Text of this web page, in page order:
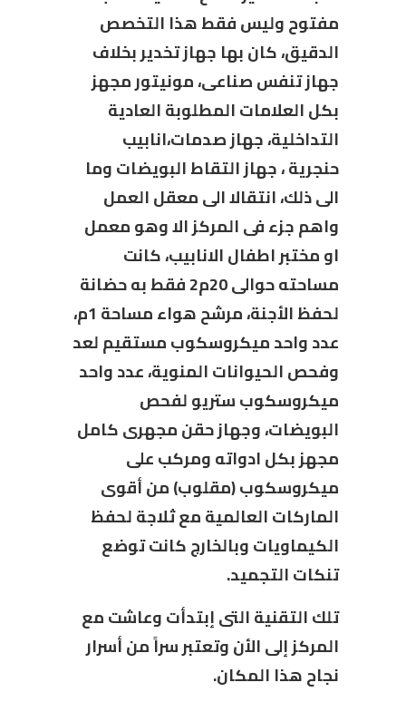
مفتوح وليس فقط هذا التخصص
الدقيق، كان بها جهاز تخدير بخلاف
جهاز تنفس صناعى، مونيتور مجهز
بكل العلامات المطلوبة العادية
التداخلية، جهاز صدمات،انابيب
حنجرية ، جهاز التقاط البويضات وما
الى ذلك، انتقالا الى معقل العمل
واهم جزء فى المركز الا وهو معمل
او مختبر اطفال الانابيب، كانت
مساحته حوالى 20م2 فقط به حضانة
لحفظ الأجنة، مرشح هواء مساحة 1م،
عدد واحد ميكروسكوب مستقيم لعد
وفحص الحيوانات المنوية، عدد واحد
ميكروسكوب ستريو لفحص
البويضات، وجهاز حقن مجهرى كامل
مجهز بكل ادواته ومركب على
ميكروسكوب (مقلوب) من أقوى
الماركات العالمية مع ثلاجة لحفظ
الكيماويات وبالخارج كانت توضع
تنكات التجميد.
تلك التقنية التى إبتدأت وعاشت مع
المركز إلى الأن وتعتبر سراً من أسرار
نجاح هذا المكان.